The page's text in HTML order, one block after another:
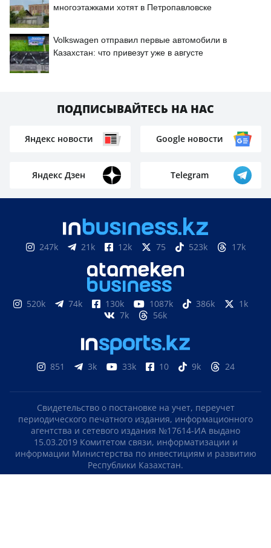
многоэтажками хотят в Петропавловске
Volkswagen отправил первые автомобили в
Казахстан: что привезут уже в августе
ПОДПИСЫВАЙТЕСЬ НА НАС
Яндекс новости Google новости
Яндекс Дзен Telegram
247k 21k 12k 75 523k 17k
520k 74k 130k 1087k 386k
1k
7k
56k
851 3k 33k 10 9k 24
Свидетельство о постановке на учет, переучет
периодического печатного издания, информационного
агентства и сетевого издания №17614-ИА выдано
15.03.2019 Комитетом связи, информатизации и
информации Министерства по инвестициям и развитию
Республики Казахстан.